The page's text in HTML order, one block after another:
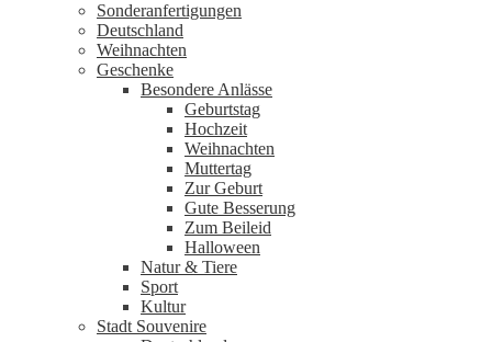
Sonderanfertigungen
Deutschland
Weihnachten
Geschenke
Besondere Anlässe
Geburtstag
Hochzeit
Weihnachten
Muttertag
Zur Geburt
Gute Besserung
Zum Beileid
Halloween
Natur & Tiere
Sport
Kultur
Stadt Souvenire